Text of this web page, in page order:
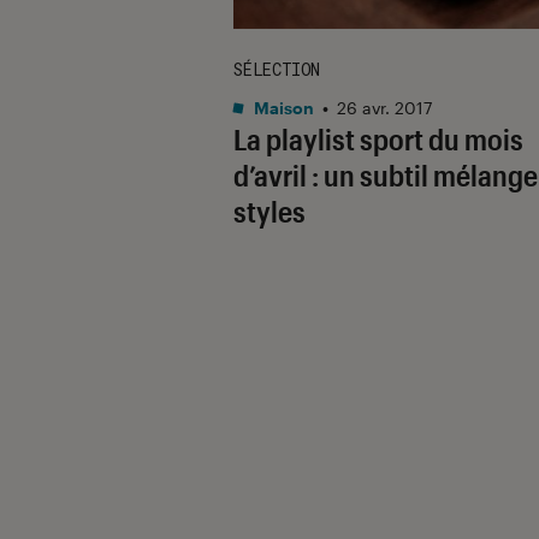
La playlist sport du mois
d’avril : un subtil
styles
SÉLECTION
Maison • 26 avr. 2017